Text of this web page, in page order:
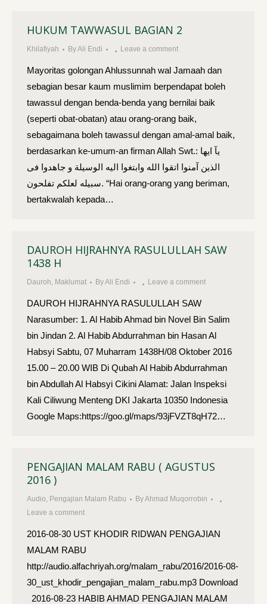
HUKUM TAWWASUL BAGIAN 2
Khilafiyah ByAli Endi Leave a comment
Mayoritas golongan Ahlussunnah wal Jamaah dan
sebagian besar kaum muslimim berpendapat boleh
tawassul dengan benda-benda yang bernilai baik
(seperti obat-obatan) atau orang-orang baik,
sebagaimana boleh tawassul dengan amal-amal baik,
berdasarkan ke-umum-an firman Allah Swt.: يآ ايها
الذين آمنوا اتقوا الله وابتغوا اليه الوسيلة و جاهدوا فى
سبيله لعلكم تفلحون. “Hai orang-orang yang beriman,
bertakwalah kepada…
DAUROH HIJRAHNYA RASULULLAH SAW
1438 H
Dauroh, Maklumat ByAli Endi Leave a comment
DAUROH HIJRAHNYA RASULULLAH SAW
Narasumber: 1. Al Habib Ahmad bin Novel Bin Salim
bin Jindan 2. Al Habib Abdurrahman bin Hasan Al
Habsyi Sabtu, 07 Muharram 1438H/08 Oktober 2016
15.00 – 20.00 WIB Di Qubah Al Habib Abdurrahman
bin Abdullah Al Habsyi Cikini Alamat: Jalan Inspeksi
Kali Ciliwung Menteng DKI Jakarta 10350 Indonesia
Google Maps:https://goo.gl/maps/93jFVZT8qH72…
PENGAJIAN MALAM RABU ( AGUSTUS
2016 )
Audio, Pengajian Malam Rabu ByAhmad Muqorrobin
Leave a comment
2016-08-30 UST KHODIR RIDWAN PENGAJIAN
MALAM RABU
http://audio.alfachriyah.org/malam_rabu/2016/2016-08-
30_ust_khodir_pengajian_malam_rabu.mp3 Download
2016-08-23 HABIB AHMAD PENGAJIAN MALAM